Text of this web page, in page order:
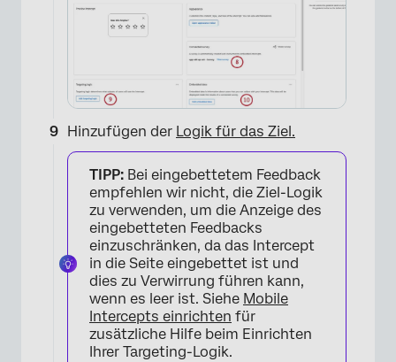
Hinzufügen der Logik für das Ziel.
TIPP: Bei eingebettetem Feedback
empfehlen wir nicht, die Ziel-Logik
zu verwenden, um die Anzeige des
eingebetteten Feedbacks
einzuschränken, da das Intercept
in die Seite eingebettet ist und
dies zu Verwirrung führen kann,
wenn es leer ist. Siehe Mobile
Intercepts einrichten für
zusätzliche Hilfe beim Einrichten
Ihrer Targeting-Logik.